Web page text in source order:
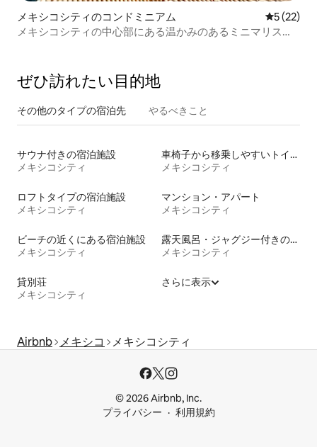
メキシコシティのコンドミニアム レビュー
5 (22)
メキシコシティの中心部にある温かみのあるミニマリスト
ぜひ訪⁠れ⁠た⁠い目⁠的⁠地
その他のタ⁠イ⁠プ⁠の宿⁠泊⁠先 やるべきこと
サウナ付きの宿泊施設
メキシコシティ
車椅子から移乗しやすいトイレ付きの宿泊施設
メキシコシティ
ロフトタイプの宿泊施設
メキシコシティ
マンション・アパート
メキシコシティ
ビーチの近くにある宿泊施設
メキシコシティ
露天風呂・ジャグジー付きの宿泊施設
メキシコシティ
貸別荘
メキシコシティ
さらに表示
Airbnb メキシコ メキシコシティ
© 2026 Airbnb, Inc.
プライバシー
利用規約